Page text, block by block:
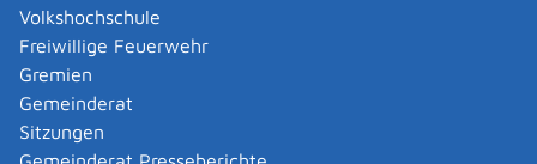
Volkshochschule
Freiwillige Feuerwehr
Gremien
Gemeinderat
Sitzungen
Leistungen
Bildträger - Alterskennzeichnung und Freigabe für